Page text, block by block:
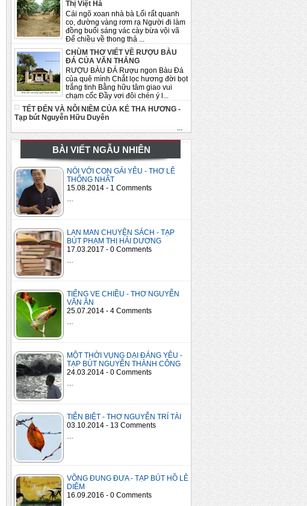
Thị Việt Hà
Cái ngõ xoan nhà bà Lối rất quanh
co, đường vàng rơm rạ Người đi làm
đồng buổi sáng vác cày bừa vội vã
Để chiều về thong thả ...
CHÙM THƠ VIẾT VỀ RƯỢU BÀU
ĐÁ CỦA VĂN THẮNG
RƯỢU BÀU ĐÁ Rượu ngon Bàu Đá
của quê mình Chắt lọc hương đời bọt
trắng tinh Bằng hữu tâm giao vui
chạm cốc Đầy vơi đôi chén ý l...
TẾT ĐẾN VÀ NỖI NIỀM CỦA KẺ THA HƯƠNG -
Tạp bút Nguyễn Hữu Duyên
BÀI VIẾT NGẪU NHIÊN
NÓI VỚI CON GÁI YÊU - THƠ LÊ
THỐNG NHẤT
15.08.2014 - 1 Comments
LAN MAN CHUYỆN SÁCH - TẠP
BÚT PHẠM THỊ HẢI DƯƠNG
17.03.2017 - 0 Comments
TIẾNG VE CHIỀU - THƠ NGUYỄN
VĂN ÂN
25.07.2014 - 4 Comments
MỘT THỜI VỤNG DẠI ĐÁNG YÊU -
TẠP BÚT NGUYỄN THÀNH CÔNG
24.03.2014 - 0 Comments
TIỄN BIỆT - THƠ NGUYỄN TRÍ TÀI
03.10.2014 - 13 Comments
VÕNG ĐUNG ĐƯA - TẠP BÚT HỒ LÊ
DIÊM
16.09.2016 - 0 Comments